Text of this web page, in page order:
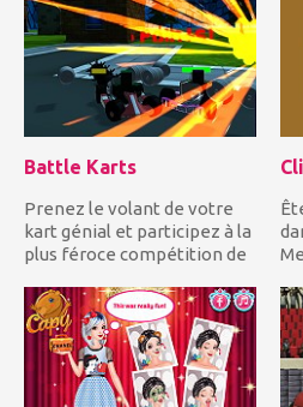
Battle Karts
Prenez le volant de votre
kart génial et participez à la
plus féroce compétition de